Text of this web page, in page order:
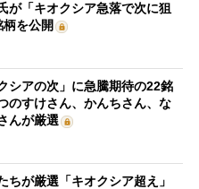
が「キオクシア急落で次に狙
柄を公開
シアの次」に急騰期待の22銘
すけさん、かんちさん、な
んが厳選
ちが厳選「キオクシア超え」